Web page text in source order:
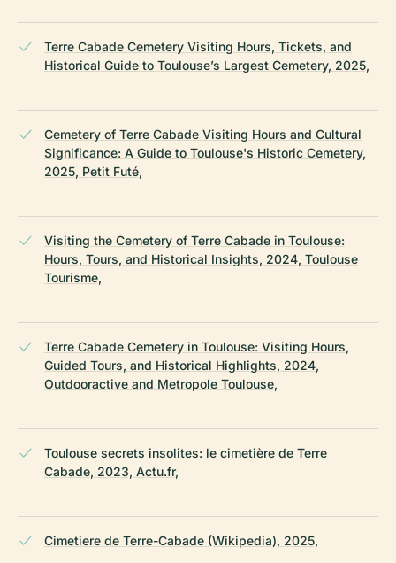
Terre Cabade Cemetery Visiting Hours, Tickets, and
Historical Guide to Toulouse’s Largest Cemetery, 2025,
Cemetery of Terre Cabade Visiting Hours and Cultural
Significance: A Guide to Toulouse's Historic Cemetery,
2025, Petit Futé,
Visiting the Cemetery of Terre Cabade in Toulouse:
Hours, Tours, and Historical Insights, 2024, Toulouse
Tourisme,
Terre Cabade Cemetery in Toulouse: Visiting Hours,
Guided Tours, and Historical Highlights, 2024,
Outdooractive and Metropole Toulouse,
Toulouse secrets insolites: le cimetière de Terre
Cabade, 2023, Actu.fr,
Cimetiere de Terre-Cabade (Wikipedia), 2025,